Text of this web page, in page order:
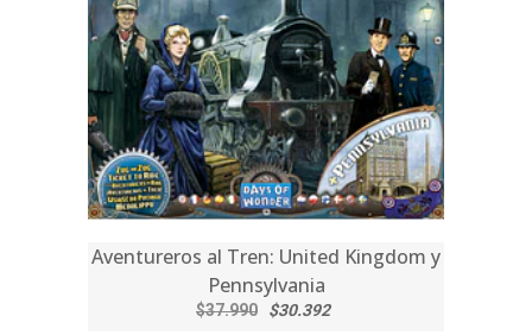
Aventureros al Tren: United Kingdom y
Pennsylvania
$37.990 $30.392